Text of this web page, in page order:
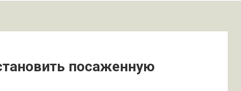
посаженную